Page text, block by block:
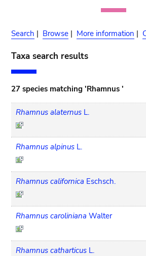
Search | Browse | More information |
Taxa search results
27 species matching 'Rhamnus '
Rhamnus alaternus L.
Rhamnus alpinus L.
Rhamnus californica Eschsch.
Rhamnus caroliniana Walter
Rhamnus catharticus L.